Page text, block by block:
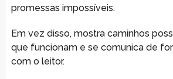
promessas impossíveis.
Em vez disso, mostra caminhos
que funcionam e se comunica de
com o leitor.